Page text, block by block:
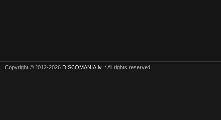
Copyright © 2012-2026 DISCOMANIA.lv :: All rights reserved